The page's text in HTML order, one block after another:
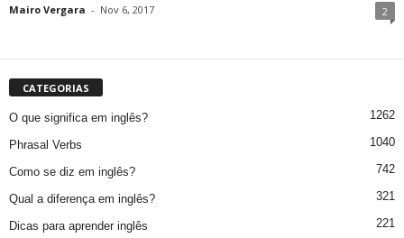
Mairo Vergara - Nov 6, 2017 2
CATEGORIAS
O que significa em inglês? 1262
Phrasal Verbs 1040
Como se diz em inglês? 742
Qual a diferença em inglês? 321
Dicas para aprender inglês 221